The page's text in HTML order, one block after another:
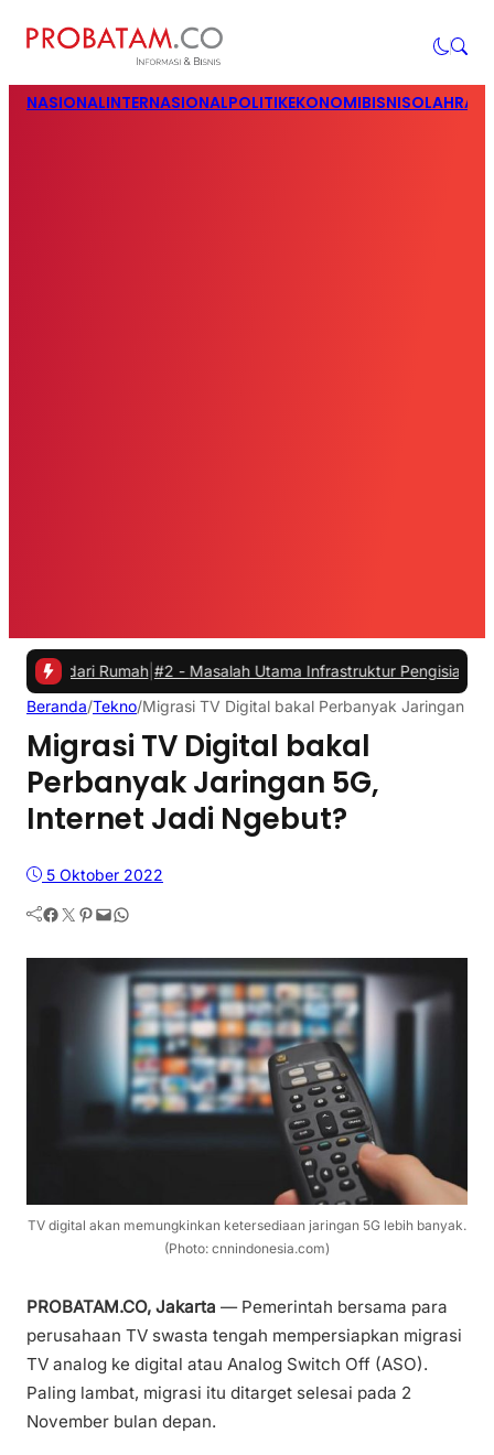
NASIONALINTERNASIONALPOLITIKEKONOMIBISNIS
Rumah #2 -Masalah Utama Infrastruktur Pengisian Daya untuk
Beranda/Tekno/Migrasi TV Digital bakal Perbanyak Jaringan
Migrasi TV Digital bakal
Perbanyak Jaringan 5G,
Internet Jadi Ngebut?
5 Oktober 2022
Facebook Twitter Pinterest Mail WhatsApp
TV digital akan memungkinkan ketersediaan jaringan 5G lebih banyak.
(Photo: cnnindonesia.com)
PROBATAM.CO, Jakarta — Pemerintah bersama para
perusahaan TV swasta tengah mempersiapkan migrasi
TV analog ke digital atau Analog Switch Off (ASO).
Paling lambat, migrasi itu ditarget selesai pada 2
November bulan depan.